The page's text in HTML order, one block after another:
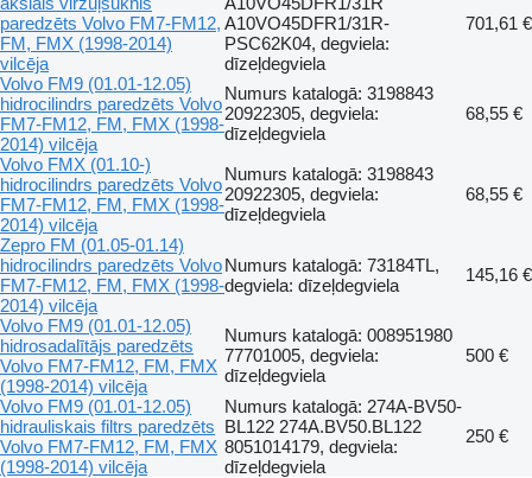
paredzēts Volvo FM7-FM12,
FM, FMX (1998-2014)
vilcēja
A10VO45DFR1/31R-
PSC62K04, degviela:
dīzeļdegviela
701,61 €
Volvo FM9 (01.01-12.05)
hidrocilindrs paredzēts Volvo
FM7-FM12, FM, FMX (1998-
2014) vilcēja
Numurs katalogā: 3198843
20922305, degviela:
dīzeļdegviela
68,55 €
Volvo FMX (01.10-)
hidrocilindrs paredzēts Volvo
FM7-FM12, FM, FMX (1998-
2014) vilcēja
Numurs katalogā: 3198843
20922305, degviela:
dīzeļdegviela
68,55 €
Zepro FM (01.05-01.14)
hidrocilindrs paredzēts Volvo
FM7-FM12, FM, FMX (1998-
2014) vilcēja
Numurs katalogā: 73184TL,
degviela: dīzeļdegviela
145,16 €
Volvo FM9 (01.01-12.05)
hidrosadalītājs paredzēts
Volvo FM7-FM12, FM, FMX
(1998-2014) vilcēja
Numurs katalogā: 008951980
77701005, degviela:
dīzeļdegviela
500 €
Volvo FM9 (01.01-12.05)
hidrauliskais filtrs paredzēts
Volvo FM7-FM12, FM, FMX
(1998-2014) vilcēja
Numurs katalogā: 274A-BV50-
BL122 274A.BV50.BL122
8051014179, degviela:
dīzeļdegviela
250 €